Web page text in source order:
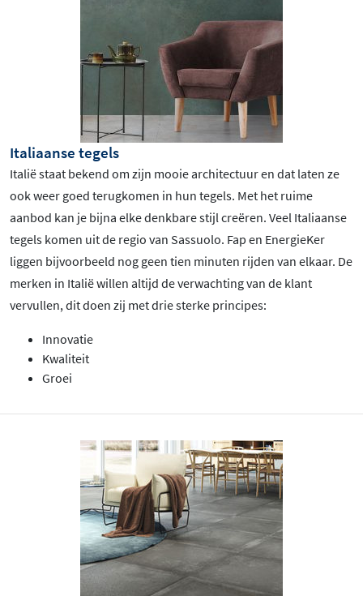
Italiaanse tegels
Italië staat bekend om zijn mooie architectuur en dat laten ze
ook weer goed terugkomen in hun tegels. Met het ruime
aanbod kan je bijna elke denkbare stijl creëren. Veel Italiaanse
tegels komen uit de regio van Sassuolo. Fap en EnergieKer
liggen bijvoorbeeld nog geen tien minuten rijden van elkaar. De
merken in Italië willen altijd de verwachting van de klant
vervullen, dit doen zij met drie sterke principes:
Innovatie
Kwaliteit
Groei